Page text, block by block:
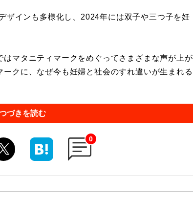
インも多様化し、2024年には双子や三つ子を妊
マタニティマークをめぐってさまざまな声が上が
クに、なぜ今も妊婦と社会のすれ違いが生まれる
づきを読む
0